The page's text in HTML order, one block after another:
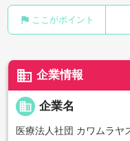
flag ここがポイント
business 企業情報
business 企業名
医療法人社団 カワムラヤ